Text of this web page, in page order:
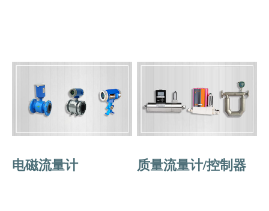
电磁流量计 质量流量计/控制器